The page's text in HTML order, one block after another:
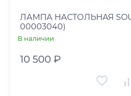
ЛАМПА НАСТОЛЬНАЯ
00003040)
В наличии
10 500 ₽